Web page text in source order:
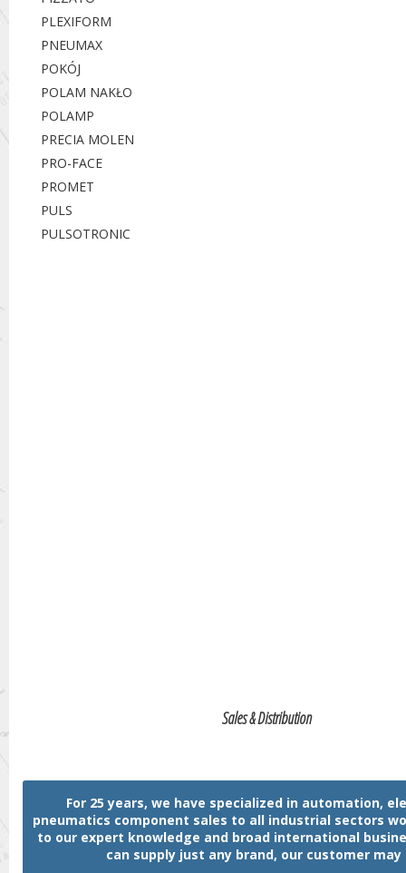
PLEXIFORM
PNEUMAX
POKÓJ
POLAM NAKŁO
POLAMP
PRECIA MOLEN
PRO-FACE
PROMET
PULS
PULSOTRONIC
Sales & Distribution
For 25 years, we have specialized in automation,
pneumatics component sales to all industrial sectors
to our expert knowledge and broad international
can supply just any brand, our customer may